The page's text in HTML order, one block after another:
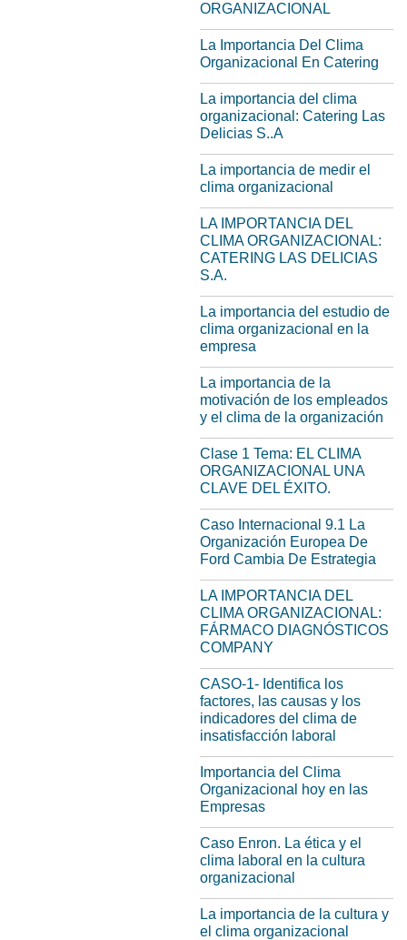
ORGANIZACIONAL
La Importancia Del Clima
Organizacional En Catering
La importancia del clima
organizacional: Catering Las
Delicias S..A
La importancia de medir el
clima organizacional
LA IMPORTANCIA DEL
CLIMA ORGANIZACIONAL:
CATERING LAS DELICIAS
S.A.
La importancia del estudio de
clima organizacional en la
empresa
La importancia de la
motivación de los empleados
y el clima de la organización
Clase 1 Tema: EL CLIMA
ORGANIZACIONAL UNA
CLAVE DEL ÉXITO.
Caso Internacional 9.1 La
Organización Europea De
Ford Cambia De Estrategia
LA IMPORTANCIA DEL
CLIMA ORGANIZACIONAL:
FÁRMACO DIAGNÓSTICOS
COMPANY
CASO-1- Identifica los
factores, las causas y los
indicadores del clima de
insatisfacción laboral
Importancia del Clima
Organizacional hoy en las
Empresas
Caso Enron. La ética y el
clima laboral en la cultura
organizacional
La importancia de la cultura y
el clima organizacional